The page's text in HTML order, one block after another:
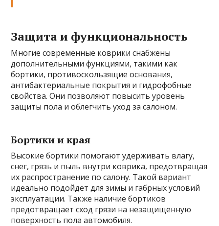
Защита и функциональность
Многие современные коврики снабжены
дополнительными функциями, такими как
бортики, противоскользящие основания,
антибактериальные покрытия и гидрофобные
свойства. Они позволяют повысить уровень
защиты пола и облегчить уход за салоном.
Бортики и края
Высокие бортики помогают удерживать влагу,
снег, грязь и пыль внутри коврика, предотвращая
их распространение по салону. Такой вариант
идеально подойдет для зимы и габрных условий
эксплуатации. Также наличие бортиков
предотвращает сход грязи на незащищенную
поверхность пола автомобиля.